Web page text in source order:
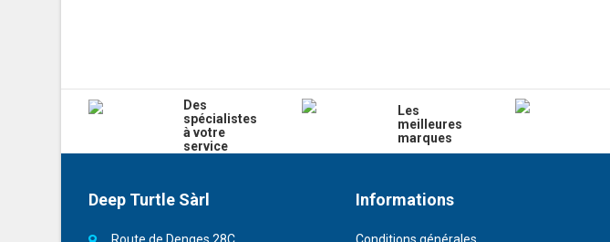
Des
spécialistes
à votre
service
Les
meilleures
marques
Deep Turtle Sàrl Informations